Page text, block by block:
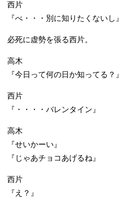
西片
『べ・・・別に知りたくないし』
必死に虚勢を張る西片。
高木
『今日って何の日か知ってる？』
西片
『・・・・バレンタイン』
高木
『せいかーい』
『じゃあチョコあげるね』
西片
『え？』